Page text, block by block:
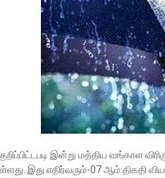
இன்று மத்திய வங்காள
இது எதிர்வரும்-07 ஆம் திகதி